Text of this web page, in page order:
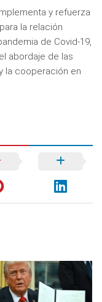
y refuerza
la relación
de Covid-19,
abordaje de las
la cooperación en